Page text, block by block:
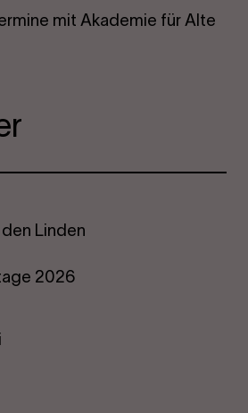
mit Akademie für Alte
Linden
2026